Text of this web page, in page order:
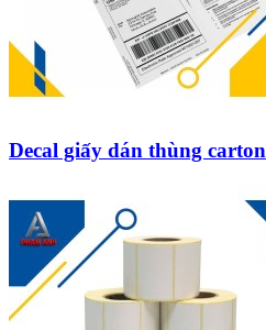
Decal giấy dán thùng carton